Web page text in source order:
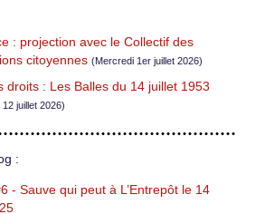
: projection avec le Collectif des
citoyennes (Mercredi 1er juillet 2026)
droits : Les Balles du 14 juillet 1953
juillet 2026)
:
- Sauve qui peut à L’Entrepôt le 14